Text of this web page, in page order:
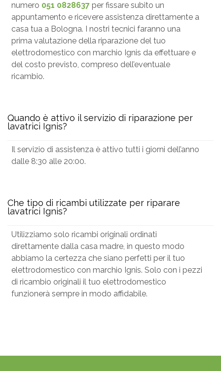
numero 051 0828637 per fissare subito un
appuntamento e ricevere assistenza direttamente a
casa tua a Bologna. I nostri tecnici faranno una
prima valutazione della riparazione del tuo
elettrodomestico con marchio Ignis da effettuare e
del costo previsto, compreso dell’eventuale
ricambio.
Quando è attivo il servizio di riparazione per
lavatrici Ignis?
Il servizio di assistenza è attivo tutti i giorni dell’anno
dalle 8:30 alle 20:00.
Che tipo di ricambi utilizzate per riparare
lavatrici Ignis?
Utilizziamo solo ricambi originali ordinati
direttamente dalla casa madre, in questo modo
abbiamo la certezza che siano perfetti per il tuo
elettrodomestico con marchio Ignis. Solo con i pezzi
di ricambio originali il tuo elettrodomestico
funzionerà sempre in modo affidabile.